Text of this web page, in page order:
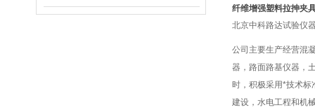
纤维增强塑料拉抻夹
北京中科路达试验仪
公司主要生产经营混
器，路面路基仪器，
时，积极采用*技术
建设，水电工程和机